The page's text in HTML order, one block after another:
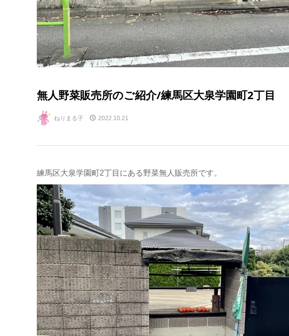
無人野菜販売所のご紹介/練馬区大泉学園町2丁目
ねりまる子 2022.10.21
練馬区大泉学園町2丁目にある野菜無人販売所です。